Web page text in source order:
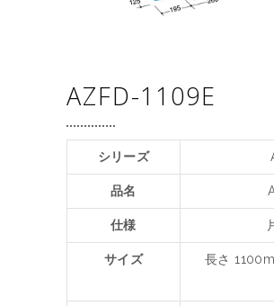
AZFD-1109E
シリーズ
品名
仕様
サイズ
長さ